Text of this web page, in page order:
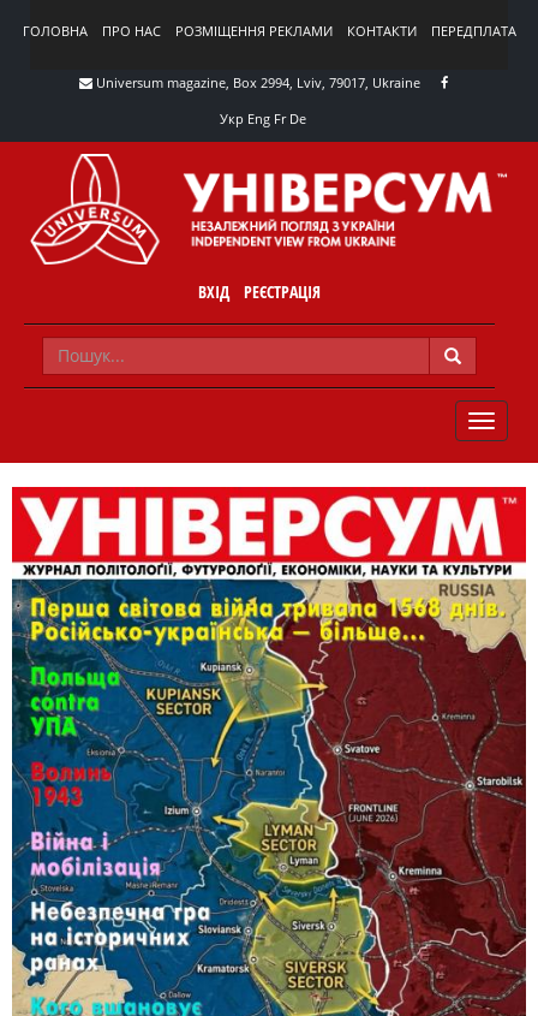
ГОЛОВНА ПРО НАС РОЗМІЩЕННЯ РЕКЛАМИ КОНТАКТИ ПЕРЕДПЛАТА
Universum magazine, Box 2994, Lviv, 79017, Ukraine
Укр Eng Fr De
ВХІД РЕЄСТРАЦІЯ
TOGGLE